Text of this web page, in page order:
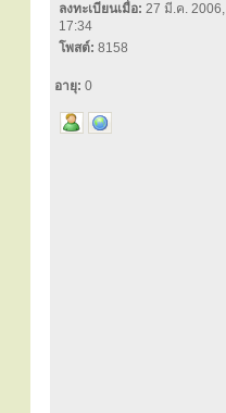
ลงทะเบียนเมื่อ: 27 มี.ค. 2006,
17:34
โพสต์: 8158
อายุ: 0